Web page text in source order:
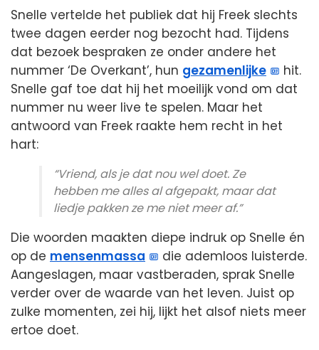
Snelle vertelde het publiek dat hij Freek slechts
twee dagen eerder nog bezocht had. Tijdens
dat bezoek bespraken ze onder andere het
nummer ‘De Overkant’, hun gezamenlijke
hit.
Snelle gaf toe dat hij het moeilijk vond om dat
nummer nu weer live te spelen. Maar het
antwoord van Freek raakte hem recht in het
hart:
“Vriend, als je dat nou wel doet. Ze
hebben me alles al afgepakt, maar dat
liedje pakken ze me niet meer af.”
Die woorden maakten diepe indruk op Snelle én
op de mensenmassa
die ademloos luisterde.
Aangeslagen, maar vastberaden, sprak Snelle
verder over de waarde van het leven. Juist op
zulke momenten, zei hij, lijkt het alsof niets meer
ertoe doet.